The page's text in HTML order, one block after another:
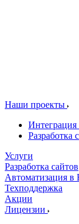
Наши проекты
Интеграция
Разработка
Услуги
Разработка сайтов
Автоматизация в
Техподдержка
Акции
Лицензии